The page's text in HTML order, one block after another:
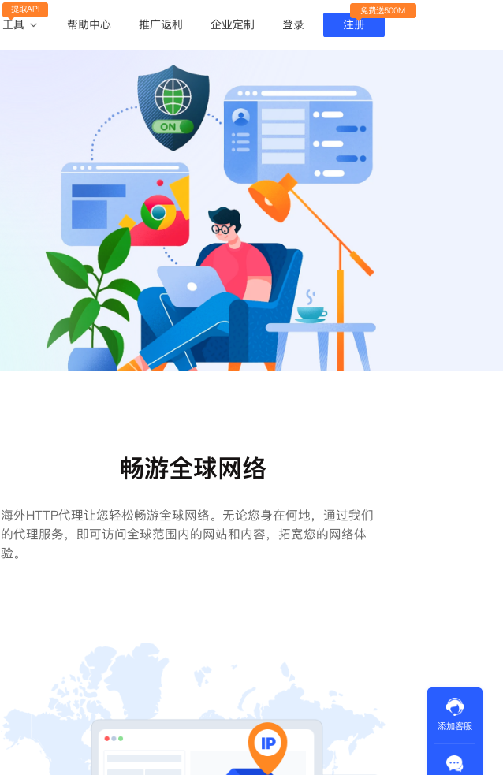
工具
提取API
帮助中心 推广返利 企业定制 登录 注册
免费送500M
畅游全球网络
海外HTTP代理让您轻松畅游全球网络。无论您身在何地，通过我们
的代理服务，即可访问全球范围内的网站和内容，拓宽您的网络体
验。
添加客服